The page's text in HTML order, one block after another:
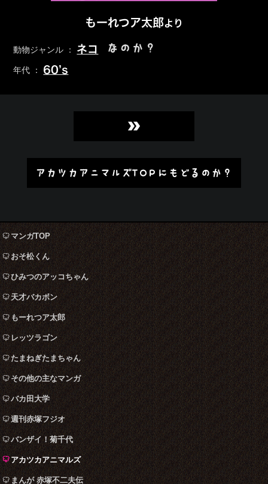
もーれつア太郎より
動物ジャンル ： ネコ なのか？
年代 ： 60’s
»
アカツカアニマルズTOPにもどるのか？
マンガTOP
おそ松くん
ひみつのアッコちゃん
天才バカボン
もーれつア太郎
レッツラゴン
たまねぎたまちゃん
その他の主なマンガ
バカ田大学
週刊赤塚フジオ
バンザイ！菊千代
アカツカアニマルズ
まんが 赤塚不二夫伝